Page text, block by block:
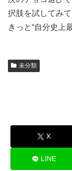
択肢を試してみて
きっと“自分史上
未分類
X
LINE